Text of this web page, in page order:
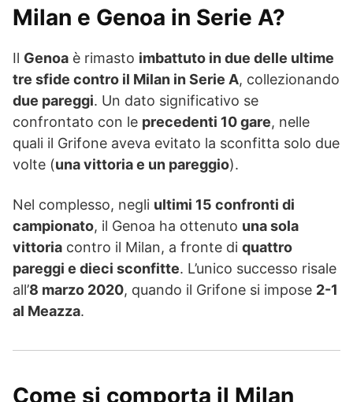
Milan e Genoa in Serie A?
Il Genoa è rimasto imbattuto in due delle ultime
tre sfide contro il Milan in Serie A, collezionando
due pareggi. Un dato significativo se
confrontato con le precedenti 10 gare, nelle
quali il Grifone aveva evitato la sconfitta solo due
volte (una vittoria e un pareggio).
Nel complesso, negli ultimi 15 confronti di
campionato, il Genoa ha ottenuto una sola
vittoria contro il Milan, a fronte di quattro
pareggi e dieci sconfitte. L’unico successo risale
all’8 marzo 2020, quando il Grifone si impose 2-1
al Meazza.
Come si comporta il Milan